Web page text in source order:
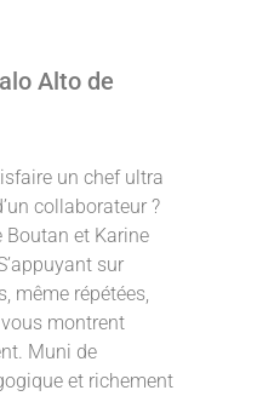
Alto de
un chef ultra
collaborateur ?
Boutan et Karine
sur
même répétées,
montrent
Muni de
et richement